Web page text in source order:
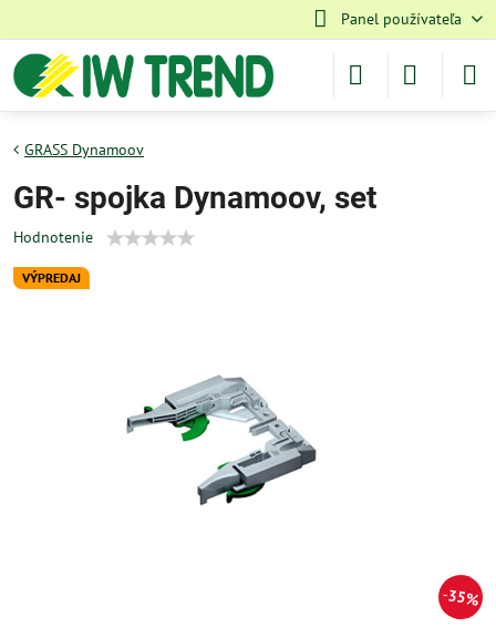
Panel používateľa
VÝPREDAJ
35%
GRASS Dynamoov
GR- spojka Dynamoov, set
Hodnotenie